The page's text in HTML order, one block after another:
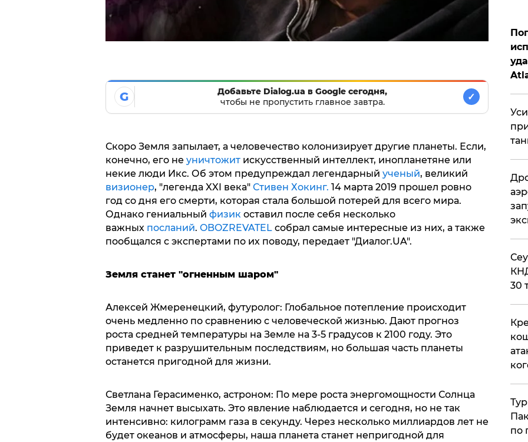
G
Добавьте Dialog.ua в Google сегодня,
чтобы не пропустить главное завтра.
✓
Скоро Земля запылает, а человечество колонизирует другие планеты. Если,
конечно, его не уничтожитискусственный интеллект, инопланетяне или
некие люди Икс. Об этом предупреждал легендарный ученый, великий
визионер, "легенда XXI века" Стивен Хокинг. 14 марта 2019 прошел ровно
год со дня его смерти, которая стала большой потерей для всего мира.
Однако гениальный физикоставил после себя несколько
важных посланий. OBOZREVATELсобрал самые интересные из них, а также
пообщался с экспертами по их поводу, передает "Диалог.UA".
Земля станет "огненным шаром"
Алексей Жмеренецкий, футуролог: Глобальное потепление происходит
очень медленно по сравнению с человеческой жизнью. Дают прогноз
роста средней температуры на Земле на 3-5 градусов к 2100 году. Это
приведет к разрушительным последствиям, но большая часть планеты
останется пригодной для жизни.
Светлана Герасименко, астроном: По мере роста энергомощности Солнца
Земля начнет высыхать. Это явление наблюдается и сегодня, но не так
интенсивно: килограмм газа в секунду. Через несколько миллиардов лет не
будет океанов и атмосферы, наша планета станет непригодной для
30
по